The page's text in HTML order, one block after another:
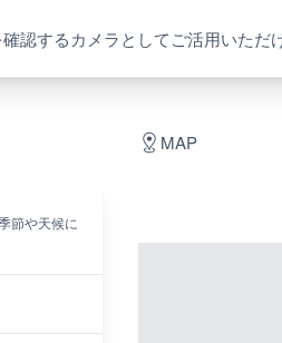
認するカメラとしてご活用いただけ
節や天候に
MAP